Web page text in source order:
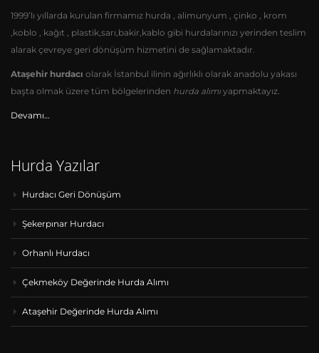
1999’lı yıllarda kurulan firmamız hurda , alimunyum , çinko , krom
,koblo , kağıt , plastik,sarı,bakir,kablo gibi hurdalarınızı yerinden teslim
alarak çevreye geri dönüşüm hizmetini de sağlamaktadır.
Ataşehir hurdacı olarak İstanbul ilinin ağırlıklı olarak anadolu yakası
başta olmak üzere tüm bölgelerinden hurda alımıyapmaktayız.
Devamı…
Hurda Yazılar
Hurdacı Geri Dönüşüm
Şekerpınar Hurdacı
Orhanlı Hurdacı
Çekmeköy Değerinde Hurda Alımı
Ataşehir Değerinde Hurda Alımı